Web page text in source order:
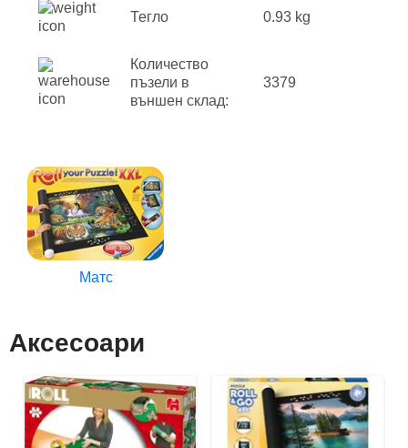
Тегло 0.93 kg
Количество
пъзели в
външен склад:
3379
Матс
Аксесоари